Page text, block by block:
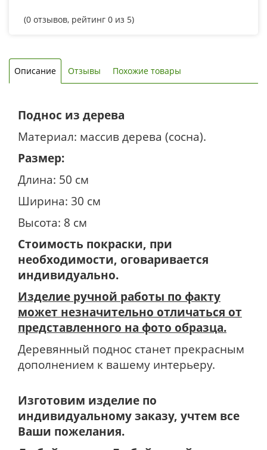
(0 отзывов, рейтинг 0 из 5)
Описание Отзывы Похожие товары
Поднос из дерева
Материал: массив дерева (сосна).
Размер:
Длина: 50 см
Ширина: 30 см
Высота: 8 см
Стоимость покраски, при
необходимости, оговаривается
индивидуально.
Изделие ручной работы по факту
может незначительно отличаться от
представленного на фото образца.
Деревянный поднос станет прекрасным
дополнением к вашему интерьеру.
Изготовим изделие по
индивидуальному заказу, учтем все
Ваши пожелания.